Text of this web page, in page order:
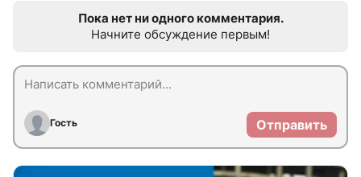
Пока нет ни одного комментария.
Начните обсуждение первым!
Гость Отправить